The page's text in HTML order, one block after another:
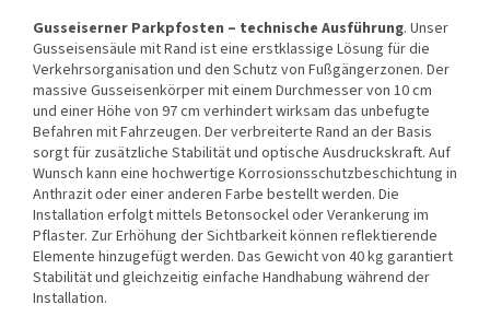
Gusseiserner Parkpfosten – technische Ausführung. Unser
Gusseisensäule mit Rand ist eine erstklassige Lösung für die
Verkehrsorganisation und den Schutz von Fußgängerzonen. Der
massive Gusseisenkörper mit einem Durchmesser von 10 cm
und einer Höhe von 97 cm verhindert wirksam das unbefugte
Befahren mit Fahrzeugen. Der verbreiterte Rand an der Basis
sorgt für zusätzliche Stabilität und optische Ausdruckskraft. Auf
Wunsch kann eine hochwertige Korrosionsschutzbeschichtung in
Anthrazit oder einer anderen Farbe bestellt werden. Die
Installation erfolgt mittels Betonsockel oder Verankerung im
Pflaster. Zur Erhöhung der Sichtbarkeit können reflektierende
Elemente hinzugefügt werden. Das Gewicht von 40 kg garantiert
Stabilität und gleichzeitig einfache Handhabung während der
Installation.